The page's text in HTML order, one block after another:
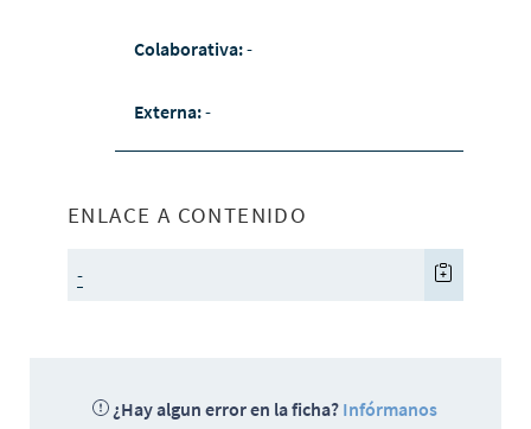
Colaborativa:-
Externa:-
ENLACE A CONTENIDO
-
¿Hay algun error en la ficha? Infórmanos